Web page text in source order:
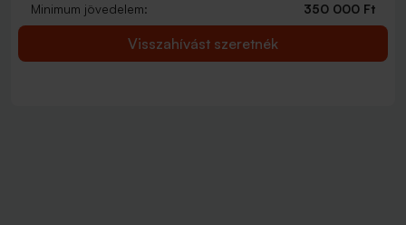
Minimum jövedelem:
350 000 Ft
Visszahívást szeretnék